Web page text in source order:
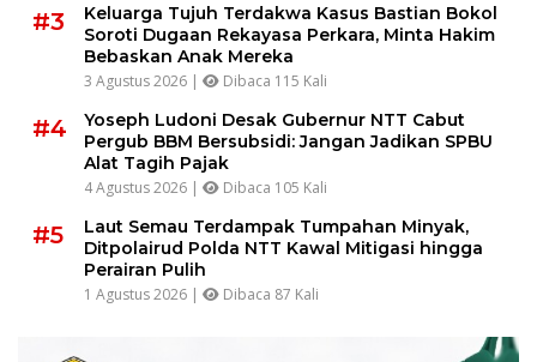
#3
Keluarga Tujuh Terdakwa Kasus Bastian Bokol
Soroti Dugaan Rekayasa Perkara, Minta Hakim
Bebaskan Anak Mereka
3 Agustus 2026 | Dibaca 115 Kali
#4
Yoseph Ludoni Desak Gubernur NTT Cabut
Pergub BBM Bersubsidi: Jangan Jadikan SPBU
Alat Tagih Pajak
4 Agustus 2026 | Dibaca 105 Kali
#5
Laut Semau Terdampak Tumpahan Minyak,
Ditpolairud Polda NTT Kawal Mitigasi hingga
Perairan Pulih
1 Agustus 2026 | Dibaca 87 Kali